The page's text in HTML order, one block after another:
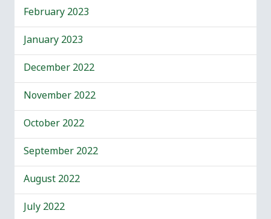
February 2023
January 2023
December 2022
November 2022
October 2022
September 2022
August 2022
July 2022